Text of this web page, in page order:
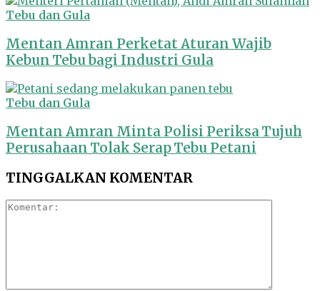
Tebu dan Gula
Mentan Amran Perketat Aturan Wajib
Kebun Tebu bagi Industri Gula
Tebu dan Gula
Mentan Amran Minta Polisi Periksa Tujuh
Perusahaan Tolak Serap Tebu Petani
TINGGALKAN KOMENTAR